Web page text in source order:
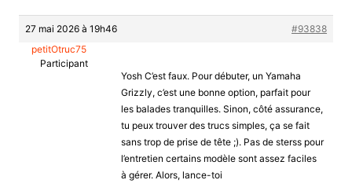
27 mai 2026 à 19h46
#93838
petitOtruc75
Participant
Yosh C’est faux. Pour débuter, un Yamaha
Grizzly, c’est une bonne option, parfait pour
les balades tranquilles. Sinon, côté assurance,
tu peux trouver des trucs simples, ça se fait
sans trop de prise de tête ;). Pas de sterss pour
l’entretien certains modèle sont assez faciles
à gérer. Alors, lance-toi